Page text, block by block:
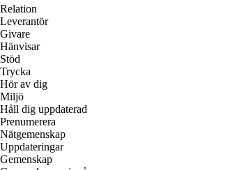
Relation
Leverantör
Givare
Hänvisar
Stöd
Trycka
Hör av dig
Miljö
Håll dig uppdaterad
Prenumerera
Nätgemenskap
Uppdateringar
Gemenskap